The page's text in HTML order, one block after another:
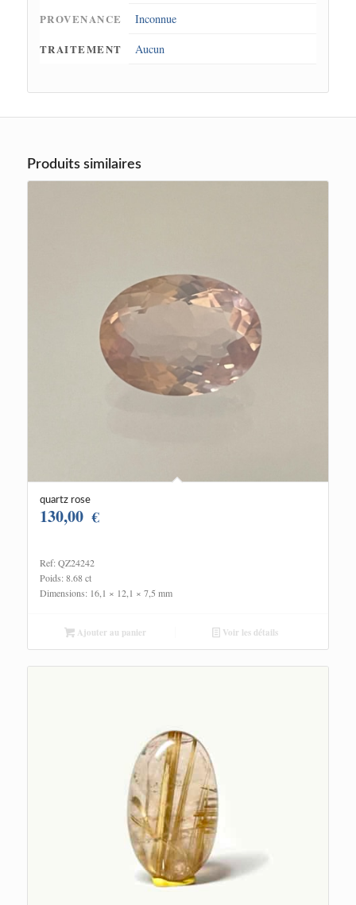
PROVENANCE
Inconnue
TRAITEMENT
Aucun
Produits similaires
quartz rose
130,00 €
Ref: QZ24242
Poids: 8.68 ct
Dimensions: 16,1 × 12,1 × 7,5 mm
Ajouter au panier Voir les détails